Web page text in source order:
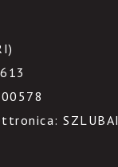
SZLUBAI